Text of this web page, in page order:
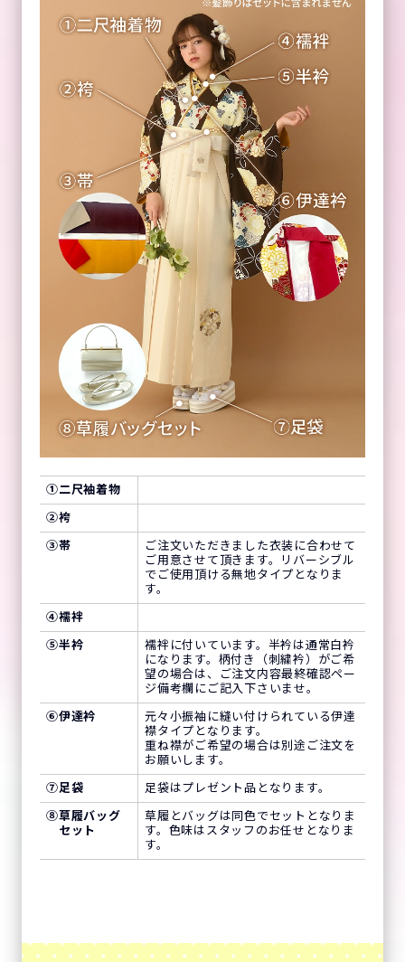
①二尺袖着物
②袴
③帯
ご注文いただきました衣装に合わせて
ご用意させて頂きます。リバーシブル
でご使用頂ける無地タイプとなりま
す。
④襦袢
⑤半衿
襦袢に付いています。半衿は通常白衿
になります。柄付き（刺繍衿）がご希
望の場合は、ご注文内容最終確認ペー
ジ備考欄にご記入下さいませ。
⑥伊達衿
元々小振袖に縫い付けられている伊達
襟タイプとなります。
重ね襟がご希望の場合は別途ご注文を
お願いします。
⑦足袋 足袋はプレゼント品となります。
⑧草履バッグ
セット
草履とバッグは同色でセットとなりま
す。色味はスタッフのお任せとなりま
す。